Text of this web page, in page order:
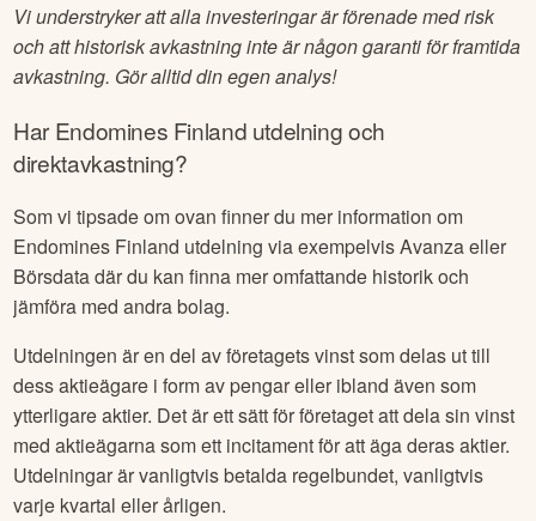
Vi understryker att alla investeringar är förenade med risk
och att historisk avkastning inte är någon garanti för framtida
avkastning. Gör alltid din egen analys!
HarEndomines Finland utdelning och
direktavkastning?
Som vi tipsade om ovan finner du mer information om
Endomines Finland utdelning via exempelvis Avanza eller
Börsdata där du kan finna mer omfattande historik och
jämföra med andra bolag.
Utdelningen är en del av företagets vinst som delas ut till
dess aktieägare i form av pengar eller ibland även som
ytterligare aktier. Det är ett sätt för företaget att dela sin vinst
med aktieägarna som ett incitament för att äga deras aktier.
Utdelningar är vanligtvis betalda regelbundet, vanligtvis
varje kvartal eller årligen.